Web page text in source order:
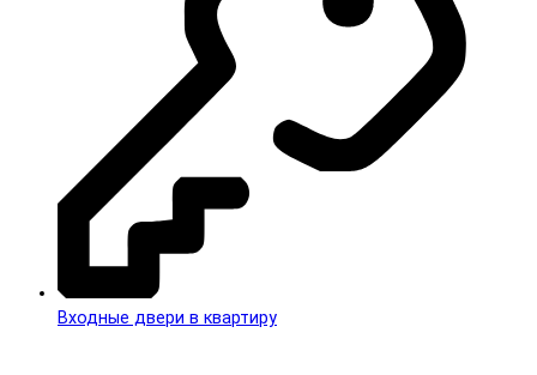
Входные двери в квартиру